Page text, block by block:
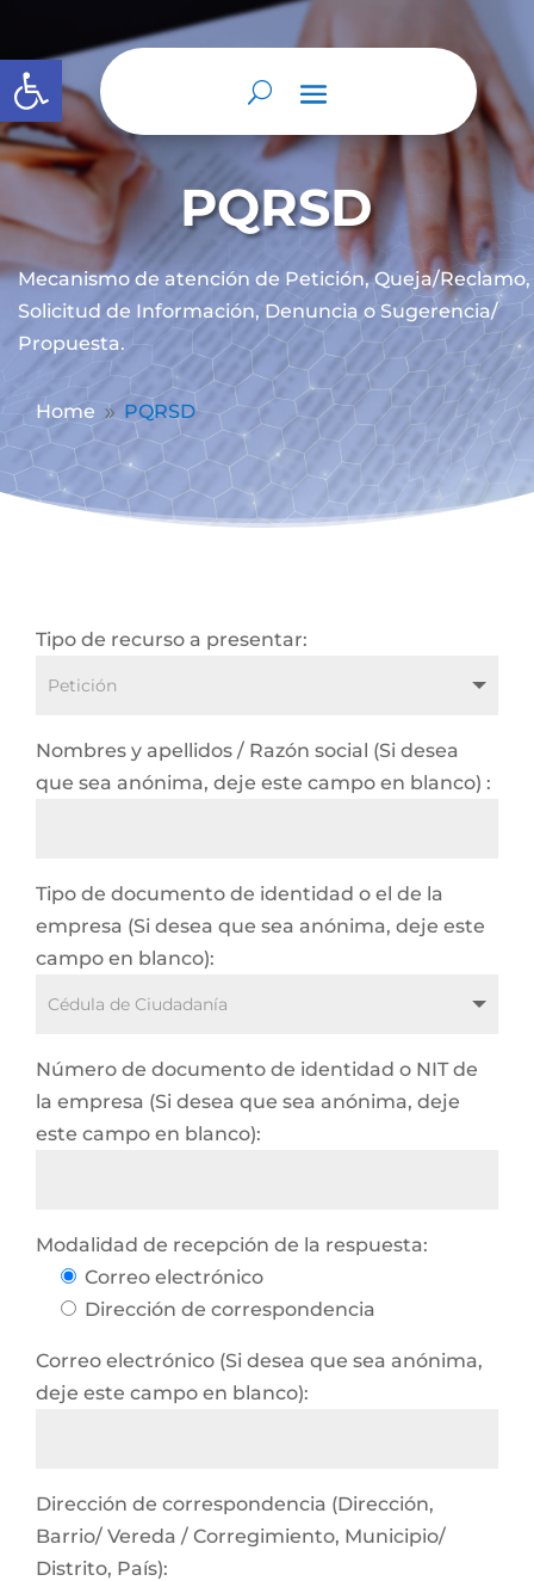
Abrir barra de herramientas
PQRSD
Mecanismo de atención de Petición, Queja/Reclamo,
Solicitud de Información, Denuncia o Sugerencia/
Propuesta.
Home 9 PQRSD
Tipo de recurso a presentar:
Nombres y apellidos / Razón social (Si desea
que sea anónima, deje este campo en blanco) :
Tipo de documento de identidad o el de la
empresa (Si desea que sea anónima, deje este
campo en blanco):
Número de documento de identidad o NIT de
la empresa (Si desea que sea anónima, deje
este campo en blanco):
Modalidad de recepción de la respuesta:
Correo electrónico
Dirección de correspondencia
Correo electrónico (Si desea que sea anónima,
deje este campo en blanco):
Dirección de correspondencia (Dirección,
Barrio/ Vereda / Corregimiento, Municipio/
Distrito, País):